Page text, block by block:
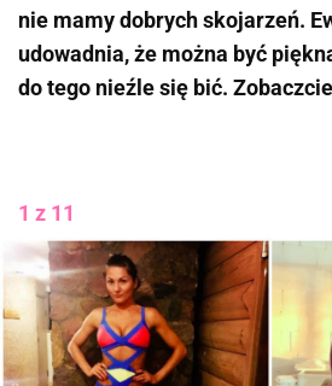
nie mamy dobrych skojarzeń.
udowadnia, że można być
do tego nieźle się bić.
1 z 11